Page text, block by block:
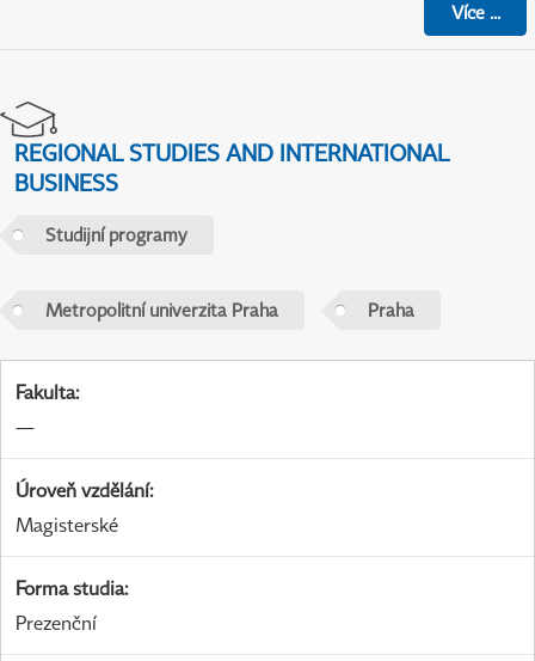
Více...
REGIONAL STUDIES AND INTERNATIONAL
BUSINESS
Studijní programy
Metropolitní univerzita Praha Praha
Fakulta:
—
Úroveň vzdělání:
Magisterské
Forma studia:
Prezenční